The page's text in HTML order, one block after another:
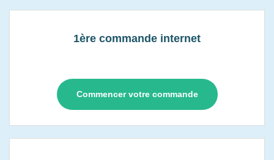
1ère commande internet
Commencer votre commande